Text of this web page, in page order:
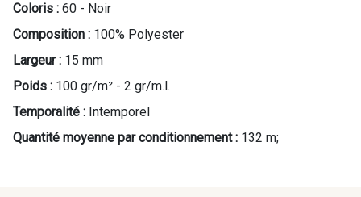
Coloris : 60 - Noir
Composition : 100% Polyester
Largeur : 15 mm
Poids : 100 gr/m² - 2 gr/m.l.
Temporalité : Intemporel
Quantité moyenne par conditionnement : 132 m;
Vous aimez les beaux tissus ?
Recevez chaque semaine un clin d’œil rempli de
Je m'abonne à la newsletter